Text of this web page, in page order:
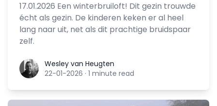
17.01.2026 Een winterbruiloft! Dit gezin trouwde
écht als gezin. De kinderen keken er al heel
lang naar uit, net als dit prachtige bruidspaar
zelf.
Wesley van Heugten
Wesley van Heugten
22-01-2026 · 1 minute read